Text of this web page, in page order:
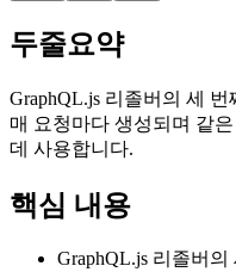
두줄요약
GraphQL.js 리졸버의 세
매 요청마다 생성되며 같
데 사용합니다.
핵심 내용
GraphQL.js 리졸버의